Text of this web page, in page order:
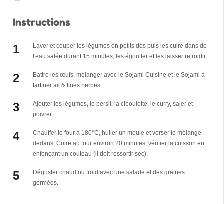
Instructions
Laver et couper les légumes en petits dés puis les cuire dans de
l'eau salée durant 15 minutes, les égoutter et les laisser refroidir.
Battre les œufs, mélanger avec le Sojami Cuisine et le Sojami à
tartiner ail & fines herbes.
Ajouter les légumes, le persil, la ciboulette, le curry, saler et
poivrer.
Chauffer le four à 180°C, huiler un moule et verser le mélange
dedans. Cuire au four environ 20 minutes, vérifier la cuisson en
enfonçant un couteau (il doit ressortir sec).
Déguster chaud ou froid avec une salade et des graines
germées.